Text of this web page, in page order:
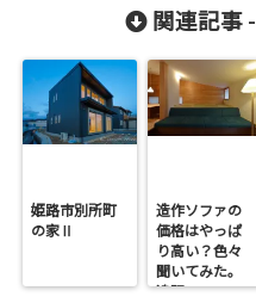
関連記事 -
姫路市別所町
の家Ⅱ
造作ソファの
価格はやっぱ
り高い？色々
聞いてみた。
追記